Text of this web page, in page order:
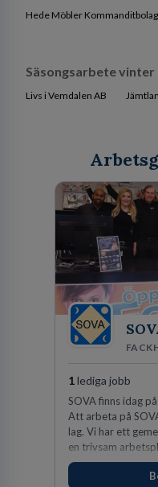
Hede Möbler Kommanditbolag
Säsongsarbete vinter
Livs i Vemdalen AB
1lediga jobb
SOVA finns idag
Att arbeta på
lag. Vi har ett
en trivsam
kunder nöjda.
förväntas du visa